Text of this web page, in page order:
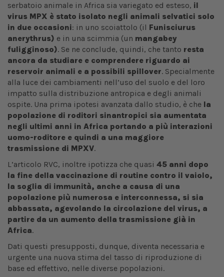
serbatoio animale in Africa sia variegato ed esteso, il
virus MPX è stato isolato negli animali selvatici solo
in due occasioni: in uno scoiattolo (il Funisciurus
anerythrus) e in una scimmia (un mangabey
fuligginoso). Se ne conclude, quindi, che tanto resta
ancora da studiare e comprendere riguardo ai
reservoir animali e a possibili spillover. Specialmente
alla luce dei cambiamenti nell’uso del suolo e del loro
impatto sulla distribuzione antropica e degli animali
ospite. Una prima ipotesi avanzata dallo studio, è che la
popolazione di roditori sinantropici sia aumentata
negli ultimi anni in Africa portando a più interazioni
uomo-roditore e quindi a una maggiore
trasmissione di MPXV.
L’articolo RVC, inoltre ipotizza che quasi 45 anni dopo
la fine della vaccinazione di routine contro il vaiolo,
la soglia di immunità, anche a causa di una
popolazione più numerosa e interconnessa, si sia
abbassata, agevolando la circolazione del virus, a
partire da un aumento della trasmissione già in
Africa.
Dati questi presupposti, dunque, diventa necessaria e
urgente una nuova stima del tasso di riproduzione di
base ed effettivo, nelle diverse popolazioni.